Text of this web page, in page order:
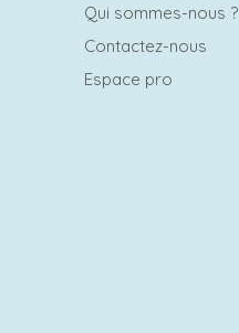
Qui sommes-nous ?
Contactez-nous
Espace pro